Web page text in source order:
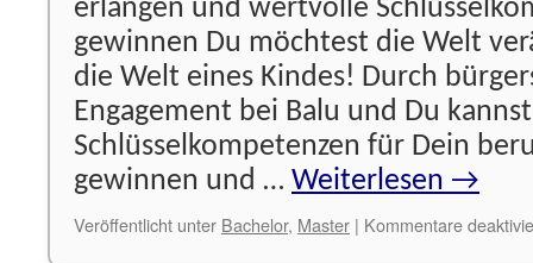
erlangen und wertvolle
gewinnen Du möchtest die Welt
die Welt eines Kindes! Durch
Engagement bei Balu und Du
Schlüsselkompetenzen für Dein
gewinnen und … Weiterlesen →
Veröffentlicht unter Bachelor, Master | Kommentare